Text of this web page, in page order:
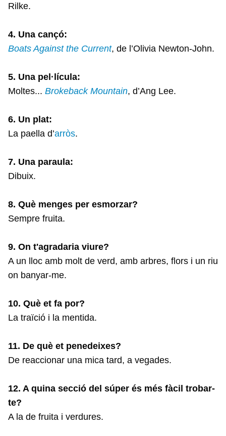
Rilke.
4. Una cançó:
Boats Against the Current, de l’Olivia Newton-John.
5. Una pel·lícula:
Moltes... Brokeback Mountain, d’Ang Lee.
6. Un plat:
La paella d’arròs.
7. Una paraula:
Dibuix.
8. Què menges per esmorzar?
Sempre fruita.
9. On t'agradaria viure?
A un lloc amb molt de verd, amb arbres, flors i un riu
on banyar-me.
10. Què et fa por?
La traïció i la mentida.
11. De què et penedeixes?
De reaccionar una mica tard, a vegades.
12. A quina secció del súper és més fàcil trobar-
te?
A la de fruita i verdures.